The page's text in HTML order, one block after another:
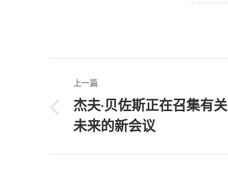
章
航
上一篇
上
一
杰夫·贝佐斯正在召集有
未来的新会议